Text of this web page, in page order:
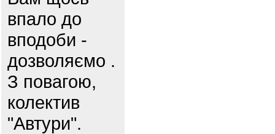
впало до
вподоби -
дозволяємо .
З повагою,
колектив
"Автури".